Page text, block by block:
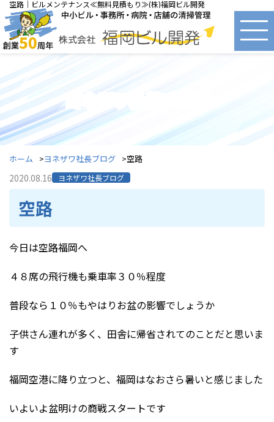
空路｜ビルメンテナンス≪無料見積もり≫(株)福岡ビル開発
ヨネザワ社長ブログ
ホーム ヨネザワ社長ブログ 空路
2020.08.16 ヨネザワ社長ブログ
空路
今日は空路福岡へ
４８席の飛行機も乗車率３０％程度
普段なら１０％もやはりお盆の影響でしょうか
子供さん連れが多く、田舎に帰省されてのことだと思いま
す
福岡空港に降り立つと、福岡はなおさら暑いと感じました
いよいよ盆明けの商戦スタートです